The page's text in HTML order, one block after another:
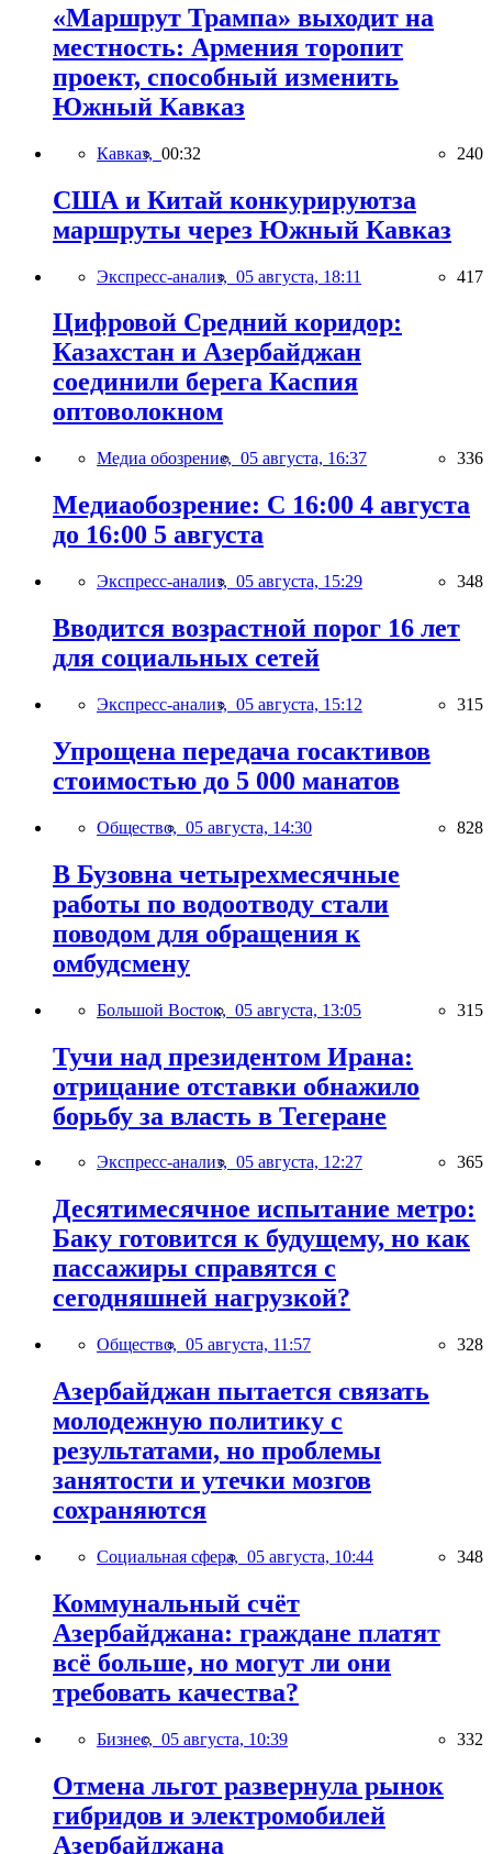
«Маршрут Трампа» выходит на
местность: Армения торопит
проект, способный изменить
Южный Кавказ
Кавказ, 00:32 240
США и Китай конкурируютза
маршруты через Южный Кавказ
Экспресс-анализ, 05 августа, 18:11 417
Цифровой Средний коридор:
Казахстан и Азербайджан
соединили берега Каспия
оптоволокном
Медиа обозрение, 05 августа, 16:37 336
Медиаобозрение: С 16:00 4 августа
до 16:00 5 августа
Экспресс-анализ, 05 августа, 15:29 348
Вводится возрастной порог 16 лет
для социальных сетей
Экспресс-анализ, 05 августа, 15:12 315
Упрощена передача госактивов
стоимостью до 5 000 манатов
Общество, 05 августа, 14:30 828
В Бузовна четырехмесячные
работы по водоотводу стали
поводом для обращения к
омбудсмену
Большой Восток, 05 августа, 13:05 315
Тучи над президентом Ирана:
отрицание отставки обнажило
борьбу за власть в Тегеране
Экспресс-анализ, 05 августа, 12:27 365
Десятимесячное испытание метро:
Баку готовится к будущему, но как
пассажиры справятся с
сегодняшней нагрузкой?
Общество, 05 августа, 11:57 328
Азербайджан пытается связать
молодежную политику с
результатами, но проблемы
занятости и утечки мозгов
сохраняются
Социальная сфера, 05 августа, 10:44 348
Коммунальный счёт
Азербайджана: граждане платят
всё больше, но могут ли они
требовать качества?
Бизнес, 05 августа, 10:39 332
Отмена льгот развернула рынок
гибридов и электромобилей
Азербайджана